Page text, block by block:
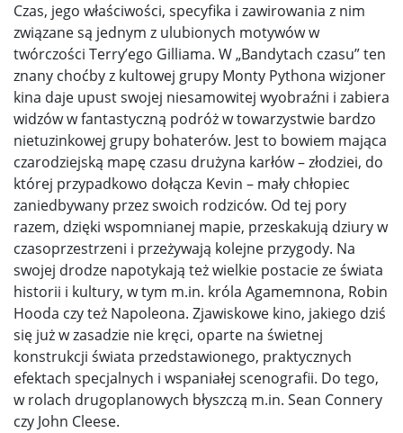
Czas, jego właściwości, specyfika i zawirowania z nim
związane są jednym z ulubionych motywów w
twórczości Terry’ego Gilliama. W „Bandytach czasu” ten
znany choćby z kultowej grupy Monty Pythona wizjoner
kina daje upust swojej niesamowitej wyobraźni i zabiera
widzów w fantastyczną podróż w towarzystwie bardzo
nietuzinkowej grupy bohaterów. Jest to bowiem mająca
czarodziejską mapę czasu drużyna karłów – złodziei, do
której przypadkowo dołącza Kevin – mały chłopiec
zaniedbywany przez swoich rodziców. Od tej pory
razem, dzięki wspomnianej mapie, przeskakują dziury w
czasoprzestrzeni i przeżywają kolejne przygody. Na
swojej drodze napotykają też wielkie postacie ze świata
historii i kultury, w tym m.in. króla Agamemnona, Robin
Hooda czy też Napoleona. Zjawiskowe kino, jakiego dziś
się już w zasadzie nie kręci, oparte na świetnej
konstrukcji świata przedstawionego, praktycznych
efektach specjalnych i wspaniałej scenografii. Do tego,
w rolach drugoplanowych błyszczą m.in. Sean Connery
czy John Cleese.